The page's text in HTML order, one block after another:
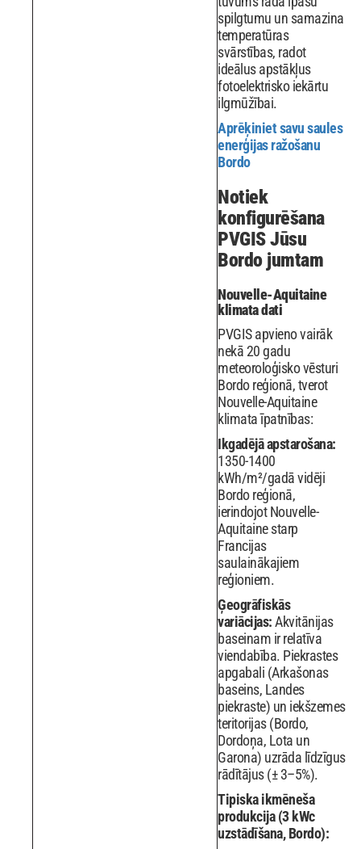
spilgtumu un samazina
temperatūras
svārstības, radot
ideālus apstākļus
fotoelektrisko iekārtu
ilgmūžībai.
Aprēķiniet savu saules
enerģijas ražošanu
Bordo
Notiek
konfigurēšana
PVGIS Jūsu
Bordo jumtam
Nouvelle-Aquitaine
klimata dati
PVGIS apvieno vairāk
nekā 20 gadu
meteoroloģisko vēsturi
Bordo reģionā, tverot
Nouvelle-Aquitaine
klimata īpatnības:
Ikgadējā apstarošana:
1350-1400
kWh/m²/gadā vidēji
Bordo reģionā,
ierindojot Nouvelle-
Aquitaine starp
Francijas
saulainākajiem
reģioniem.
Ģeogrāfiskās
variācijas:Akvitānijas
baseinam ir relatīva
viendabība. Piekrastes
apgabali (Arkašonas
baseins, Landes
piekraste) un iekšzemes
teritorijas (Bordo,
Dordoņa, Lota un
Garona) uzrāda līdzīgus
rādītājus (± 3–5%).
Tipiska ikmēneša
produkcija (3 kWc
uzstādīšana, Bordo):